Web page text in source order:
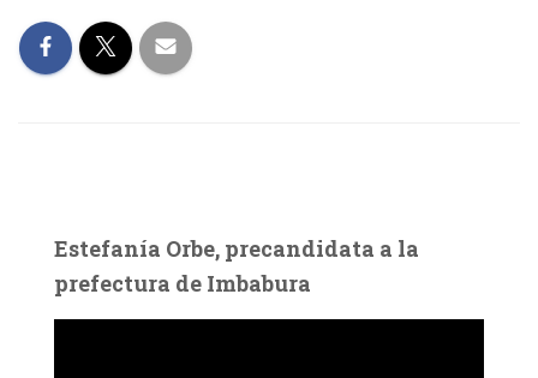
Estefanía Orbe, precandidata a la
prefectura de Imbabura